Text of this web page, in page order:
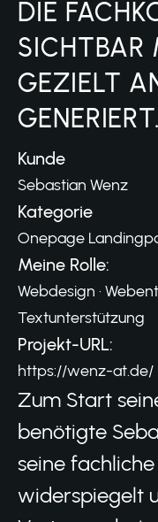
DIE
SICHTBAR
GEZIELT
GENERIERT.
Kunde
Sebastian Wenz
Kategorie
Onepage
Meine Rolle:
Webdesign ·
Textunterstützung
Projekt-URL:
https://wenz-at.de/
Zum Start
benötigte
seine
widerspiegelt